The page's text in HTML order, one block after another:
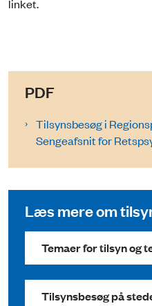
linket.
PDF
Tilsynsbesøg i
Sengeafsnit for
Læs mere om
Temaer for tilsyn og
Tilsynsbesøg på